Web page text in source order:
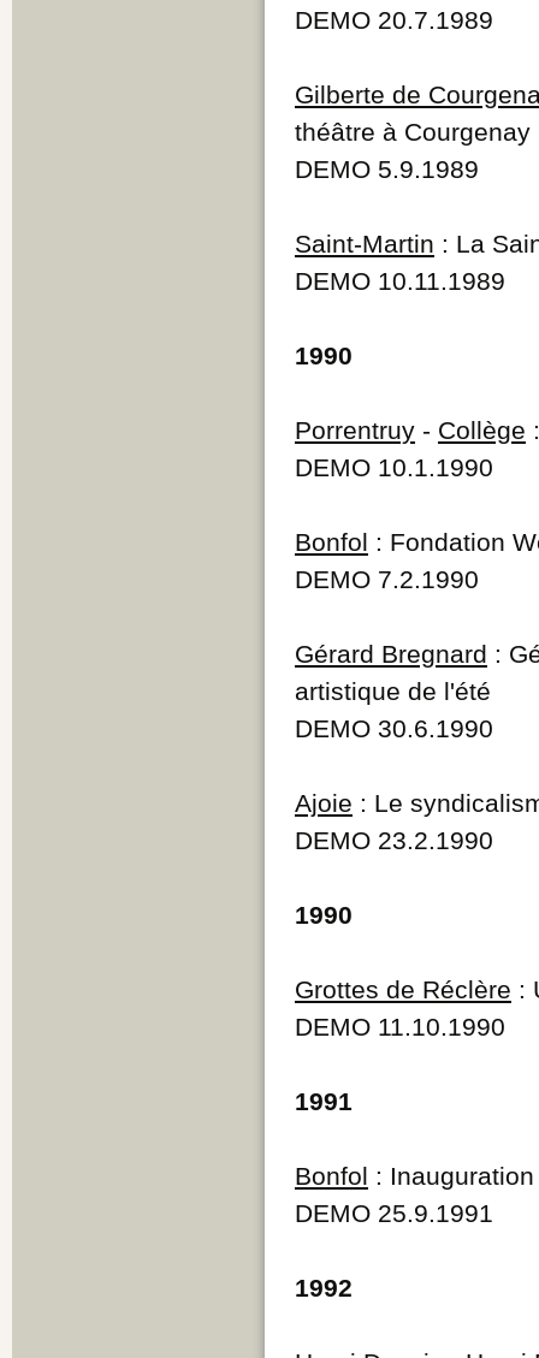
DEMO 20.7.1989
Gilberte de
théâtre à Courgenay
DEMO 5.9.1989
Saint-Martin : La
DEMO 10.11.1989
1990
Porrentruy - Collège
DEMO 10.1.1990
Bonfol : Fondation
DEMO 7.2.1990
Gérard Bregnard :
artistique de l'été
DEMO 30.6.1990
Ajoie : Le
DEMO 23.2.1990
1990
Grottes de Réclère :
DEMO 11.10.1990
1991
Bonfol :
DEMO 25.9.1991
1992